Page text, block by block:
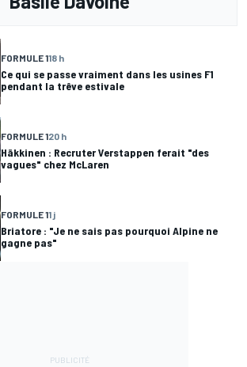
FORMULE 118 h
Ce qui se passe vraiment dans les usines F1
pendant la trêve estivale
FORMULE 120 h
Häkkinen : Recruter Verstappen ferait "des
vagues" chez McLaren
FORMULE 11 j
Briatore : "Je ne sais pas pourquoi Alpine ne
gagne pas"